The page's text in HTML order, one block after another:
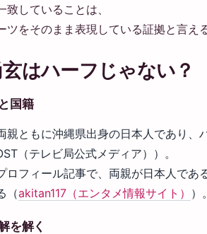
していることは、
ツをそのまま表現している証拠と言え
はハーフじゃない？
国籍
親ともに沖縄県出身の日本人であり、
（テレビ局公式メディア））。
ロフィール記事で、両親が日本人であ
（akitan117（エンタメ情報サイト） ）
を解く